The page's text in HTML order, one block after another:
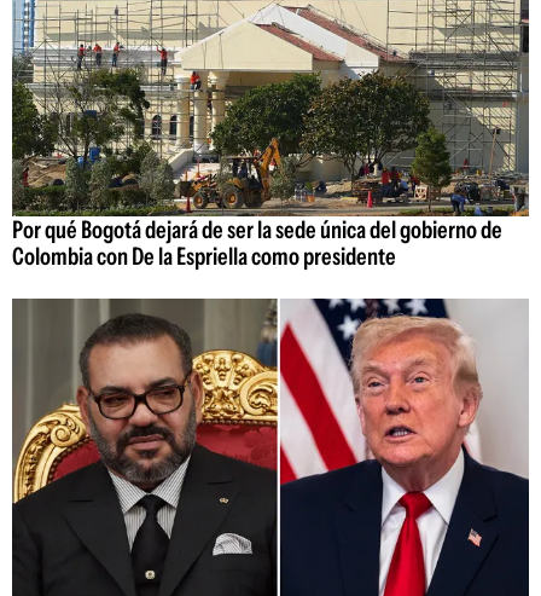
Por qué Bogotá dejará de ser la sede única del gobierno de
Colombia con De la Espriella como presidente